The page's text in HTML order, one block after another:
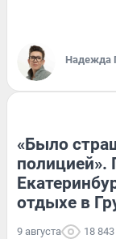
Надежда
«Было
полицией».
отдыхе в
9 августа 18 843